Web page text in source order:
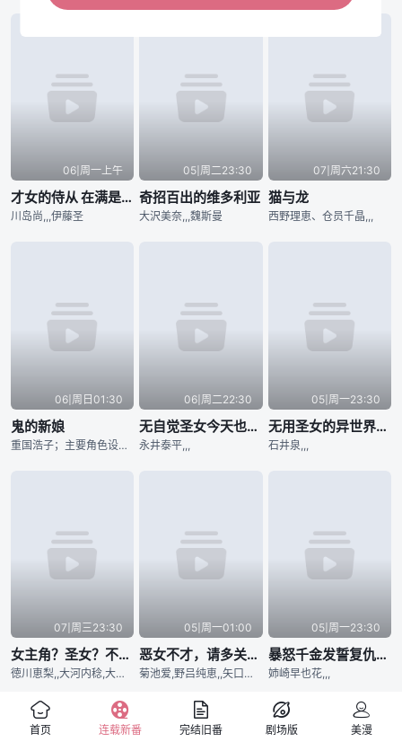
06|周一上午
才女的侍从 在满是高岭之花的贵族学校暗中照顾（毫无生活自理能力的）学院第一大小姐
川岛尚,,,伊藤圣
05|周二23:30
奇招百出的维多利亚
大沢美奈,,,魏斯曼
07|周六21:30
猫与龙
西野理恵、仓员千晶,,,
06|周日01:30
鬼的新娘
重国浩子；主要角色设定：田中日香里,,,
06|周二22:30
无自觉圣女今天也无意识地释放力量
永井泰平,,,
05|周一23:30
无用圣女的异世界美食之旅 凭借隐藏技能召唤露营车
石井泉,,,
07|周三23:30
女主角？圣女？不，我是杂役女仆（自豪）！
徳川恵梨,,大河内稔,大河内稔
05|周一01:00
恶女不才，请多关照 ～雏宫蝶鼠换身传～
菊池爱,野吕纯恵,,矢口圣奈 (studio Pablo)
05|周一23:30
暴怒千金发誓复仇。～凭借魔导书之力打垮祖国～
姉崎早也花,,,
首页 连载新番 完结旧番 剧场版 美漫